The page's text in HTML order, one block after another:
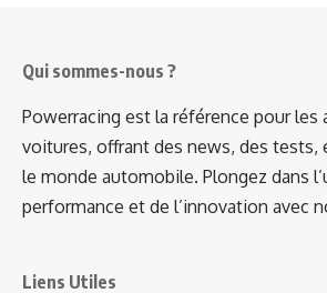
Qui sommes-nous ?
Powerracing est la référence pour les
voitures, offrant des news, des tests,
le monde automobile. Plongez dans
performance et de l’innovation avec
Liens Utiles